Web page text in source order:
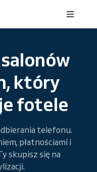
który
fotele
telefonu.
płatnościami i
skupisz się na